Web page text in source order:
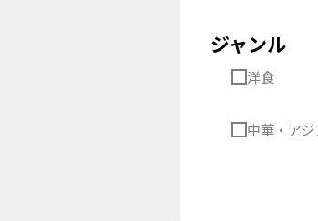
ジャンル
洋食
中華・アジ